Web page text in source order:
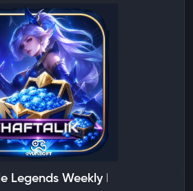
Legends Weekly Diamond Pass